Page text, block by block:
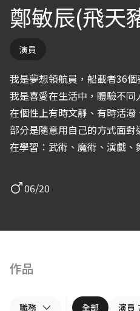
鄭敏辰(飛天
演員
我是夢想領航員，船載者36個
我是喜愛在生活中，體驗不同
在個性上有時文靜、有時活
部分是隨意用自己的方式面
在學習：武術、魔術、演戲
很有喜感的風格化演員 目前不斷學習
劇跟影像表演 藝穗舞台劇 A-Live OD表演工作仿 荷珠新配
雲在起 小丑劇場 戲來就演 攝
駕零容忍 全民反酒駕 時花大
安表演班 台北邁納斯 北藝推
06/20
作品
職務 全部 演員